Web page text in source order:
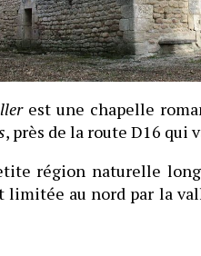
est une chapelle
, près de la route D16 qui
région naturelle
limitée au nord par la